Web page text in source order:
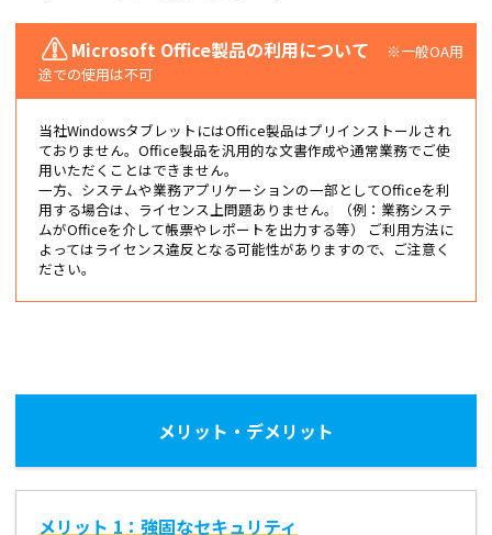
Microsoft Office製品の利用について
※一般OA用
途での使用は不可
当社WindowsタブレットにはOffice製品はプリインストールされ
ておりません。Office製品を汎用的な文書作成や通常業務でご使
用いただくことはできません。
一方、システムや業務アプリケーションの一部としてOfficeを利
用する場合は、ライセンス上問題ありません。（例：業務システ
ムがOfficeを介して帳票やレポートを出力する等） ご利用方法に
よってはライセンス違反となる可能性がありますので、ご注意く
ださい。
メリット・デメリット
メリット 1：強固なセキュリティ